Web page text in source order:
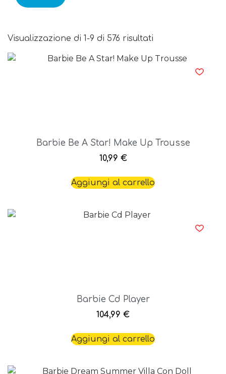
Visualizzazione di 1-9 di 576 risultati
Barbie Be A Star! Make Up Trousse
10,99 €
Aggiungi al carrello
Barbie Cd Player
104,99 €
Aggiungi al carrello